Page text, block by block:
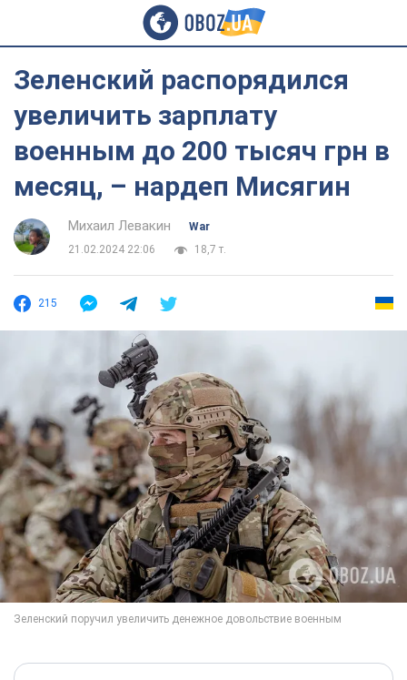
Зеленский распорядился
увеличить зарплату
военным до 200 тысяч грн в
месяц, – нардеп Мисягин
Михаил Левакин
War
21.02.2024 22:06
18,7 т.
215